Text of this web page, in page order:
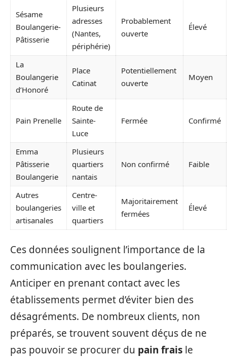
Sésame
Boulangerie-
Pâtisserie
Plusieurs
adresses
(Nantes,
périphérie)
Probablement
ouverte
Élevé
La
Boulangerie
d’Honoré
Place
Catinat
Potentiellement
ouverte
Moyen
Pain Prenelle
Route de
Sainte-
Luce
Fermée Confirmé
Emma
Pâtisserie
Boulangerie
Plusieurs
quartiers
nantais
Non confirmé Faible
Autres
boulangeries
artisanales
Centre-
ville et
quartiers
Majoritairement
fermées
Élevé
Ces données soulignent l’importance de la
communication avec les boulangeries.
Anticiper en prenant contact avec les
établissements permet d’éviter bien des
désagréments. De nombreux clients, non
préparés, se trouvent souvent déçus de ne
pas pouvoir se procurer du pain frais le